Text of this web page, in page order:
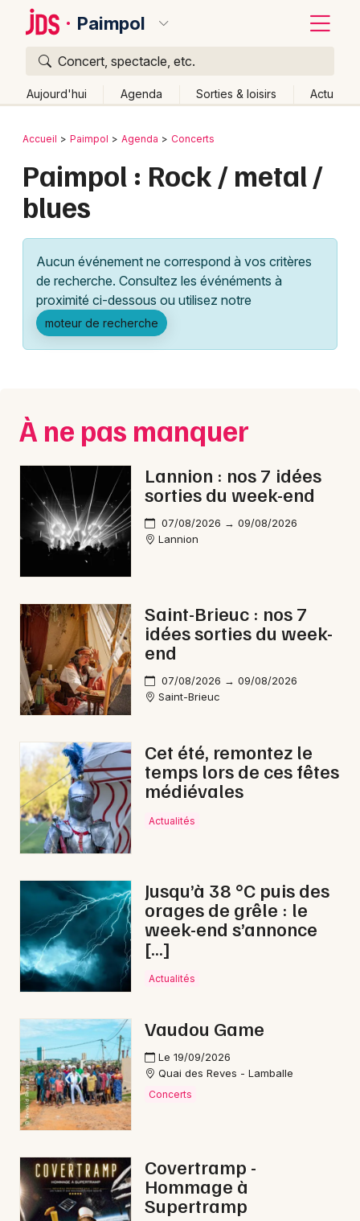
Paimpol
Concert, spectacle, etc.
Aujourd'hui Agenda Sorties & loisirs Actu
Publier un événement
Grands événements
Activité & Expérience
Manifestations
Foires & salons
Concerts
Sports
Soirées
Sorties famille
Sorties & loisirs
Rock / metal dans les Côtes d'Armor
Rock / metal en Bretagne
Newsletter des sorties
Artistes en tournée
Actus à Paimpol
Magazine à Paimpol
22 - Côtes d'Armor
Choisir mes départements
Mon email
Je m'abonne
Bordeaux
Colmar
Lille
Lyon
Marseille
Mulhouse
Nice
Paris
Strasbourg
Toulouse
Toutes les villes
Retour
Accueil Paimpol Agenda Concerts
Paimpol : Rock / metal /
blues
Aucun événement ne correspond à vos critères
de recherche. Consultez les événéments à
proximité ci-dessous ou utilisez notre
moteur de recherche
À ne pas manquer
Lannion : nos 7 idées
sorties du week-end
07/08/2026 → 09/08/2026
Lannion
Saint-Brieuc : nos 7
idées sorties du week-
end
07/08/2026 → 09/08/2026
Saint-Brieuc
Cet été, remontez le
temps lors de ces fêtes
médiévales
Actualités
Jusqu’à 38 °C puis des
orages de grêle : le
week-end s’annonce
[…]
Actualités
Vaudou Game
Le 19/09/2026
Quai des Reves - Lamballe
Concerts
Covertramp -
Hommage à
Supertramp
Quoi ?
Où ?
Partout
Près de moi Changer de lieu
Quand ?
Aujourd'hui
Demain Ce week-end Autre